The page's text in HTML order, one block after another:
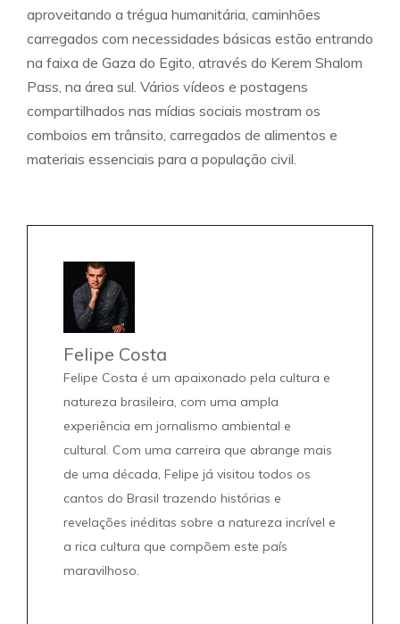
aproveitando a trégua humanitária, caminhões
carregados com necessidades básicas estão entrando
na faixa de Gaza do Egito, através do Kerem Shalom
Pass, na área sul. Vários vídeos e postagens
compartilhados nas mídias sociais mostram os
comboios em trânsito, carregados de alimentos e
materiais essenciais para a população civil.
Felipe Costa
Felipe Costa é um apaixonado pela cultura e
natureza brasileira, com uma ampla
experiência em jornalismo ambiental e
cultural. Com uma carreira que abrange mais
de uma década, Felipe já visitou todos os
cantos do Brasil trazendo histórias e
revelações inéditas sobre a natureza incrível e
a rica cultura que compõem este país
maravilhoso.